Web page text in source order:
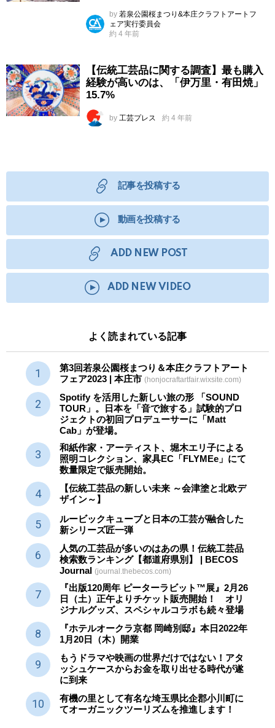
by 若泉公園桜まつり&本庄クラフトアートフ
ェア実行委員会
約 4 年前
【伝統工芸品に関する調査】最も購入
経験が高いのは、「伊万里・有田焼」
15.7%
by 工芸プレス 約 4 年前
記事を投稿する
動画を投稿する
ADD NEW POST
ADD NEW VIDEO
よく読まれている記事
第3回若泉公園桜まつり＆本庄クラフトアート
フェア2023 | 本庄市 (honjocraftartfair.wixsite.com)
Spotify を活用した新しい旅の形 「SOUND
TOUR」。日本を「音で旅する」試験的プロ
ジェクトの初回プロデューサーに「Matt
Cab」が登場。
和紙作家・アーティスト、堀木エリ子による
照明コレクション、家具EC「FLYMEe」にて
数量限定で販売開始。
【伝統工芸品の新しい未来 ～会津塗と北欧デ
ザイン～】
ルービックキューブと日本の工芸が融合した
新シリーズ匠一弾
人気の工芸品が多いのはあの県！伝統工芸品
検索数ランキング【都道府県別】 | BECOS
Journal (journal.thebecos.com)
『出版120周年 ピーターラビット™展』2月26
日（土）正午よりチケット販売開始！ オリ
ジナルグッズ、スペシャルコラボも続々登場
『ホテルオークラ京都 岡崎別邸』本日2022年
1月20日（木）開業
もうドラマや映画の世界だけではない！アタ
ッシュケースからお金を取り出せる時代が遂
に到来
有機の里として有名な埼玉県比企郡小川町に
てオーガニックツーリズムを推進します！